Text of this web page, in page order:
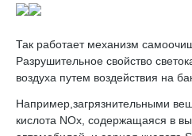
Так работает механизм
Разрушительное свойство
воздуха путем воздействия на
Например,загрязнительными
кислота NOx, содержащаяся в